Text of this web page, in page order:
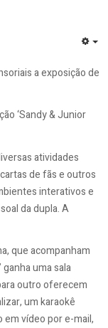
a exposição de
‘Sandy & Junior
atividades
de fãs e outros
interativos e
da dupla. A
que acompanham
uma sala
outro oferecem
um karaokê
vídeo por e-mail,